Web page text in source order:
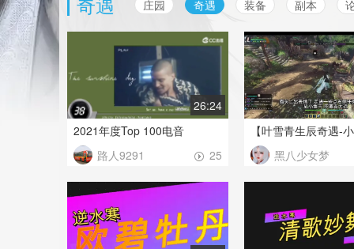
庄园 奇遇 装备 副本
26:24
2021年度Top 100电音
25
路人9291 黑八少女梦